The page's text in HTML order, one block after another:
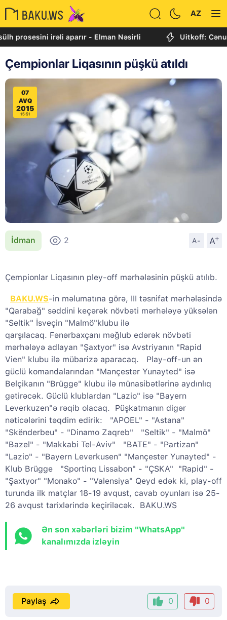
AZ
irəli aparır - Elman Nəsirli Uitkoff: Cənubi
Çempionlar Liqasının püşkü atıldı
07
AVQ
2015
15:51
İdman 2 A- A
+
Çempionlar Liqasının pley-off mərhələsinin püşkü atılıb.
BAKU.WS-in məlumatına görə, III təsnifat mərhələsində
"Qarabağ" səddini keçərək növbəti mərhələyə yüksələn
"Seltik" İsveçin "Malmö"klubu ilə
qarşılacaq. Fənərbaxçanı məğlub edərək növbəti
mərhələyə adlayan "Şaxtyor" isə Avstriyanın "Rapid
Vien" klubu ilə mübarizə aparacaq. Play-off-un ən
güclü komandalarından "Mançester Yunayted" isə
Belçikanın "Brügge" klubu ilə münasibətlərinə aydınlıq
gətirəcək. Güclü klublardan "Lazio" isə "Bayern
Leverkuzen"ə rəqib olacaq. Püşkatmanın digər
nəticələrini təqdim edirik: "APOEL" - "Astana"
"Skënderbeu" - "Dinamo Zaqreb" "Seltik" - "Malmö"
"Bazel" - "Makkabi Tel-Aviv" "BATE" - "Partizan"
"Lazio" - "Bayern Leverkusen" "Mançester Yunayted" -
Klub Brügge "Sportinq Lissabon" - "ÇSKA" "Rapid" -
"Şaxtyor" "Monako" - "Valensiya" Qeyd edək ki, play-off
turunda ilk matçlar 18-19 avqust, cavab oyunları isə 25-
26 avqust tarixlərində keçiriləcək. BAKU.WS
Ən son xəbərləri bizim "WhatsApp"
kanalımızda izləyin
0 0
Paylaş